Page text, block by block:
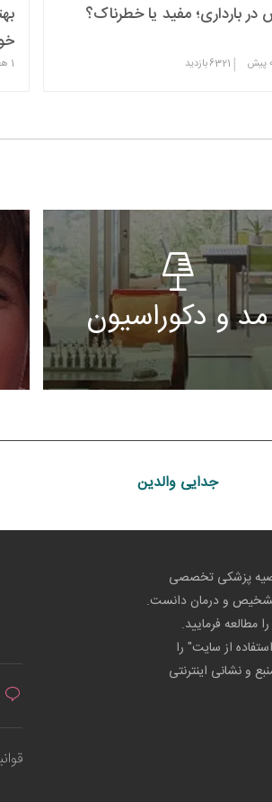
در بارداری؛ مفید یا خطرناک؟
|
6321بازدید 1 هفته پیش
مد و دکوراسیون
جدایی والدین
پزشکی تخصصی
تشخیص و درمان دانست.
را مطالعه فرمایید.
از سایت" را
و نشانی اینترنتی